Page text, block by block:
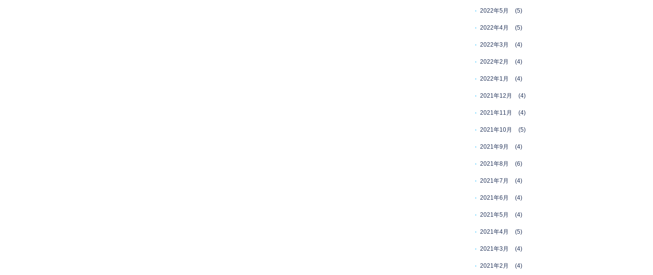
2022年5月 (5)
2022年4月 (5)
2022年3月 (4)
2022年2月 (4)
2022年1月 (4)
2021年12月 (4)
2021年11月 (4)
2021年10月 (5)
2021年9月 (4)
2021年8月 (6)
2021年7月 (4)
2021年6月 (4)
2021年5月 (4)
2021年4月 (5)
2021年3月 (4)
2021年2月 (4)